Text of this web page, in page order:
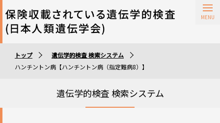
保険収載されている遺伝学的検査
遺伝学的検査実施施設
トップ
遺伝学的検査 検索システム
ハンチントン病【ハンチントン病（指定難病8）】
遺伝学的検査 検索システム